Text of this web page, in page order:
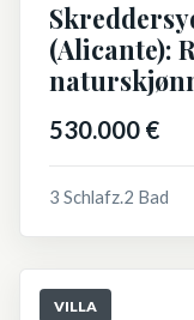
(Alicante):
530.000 €
3 Schlafz.2 Bad
VILLA